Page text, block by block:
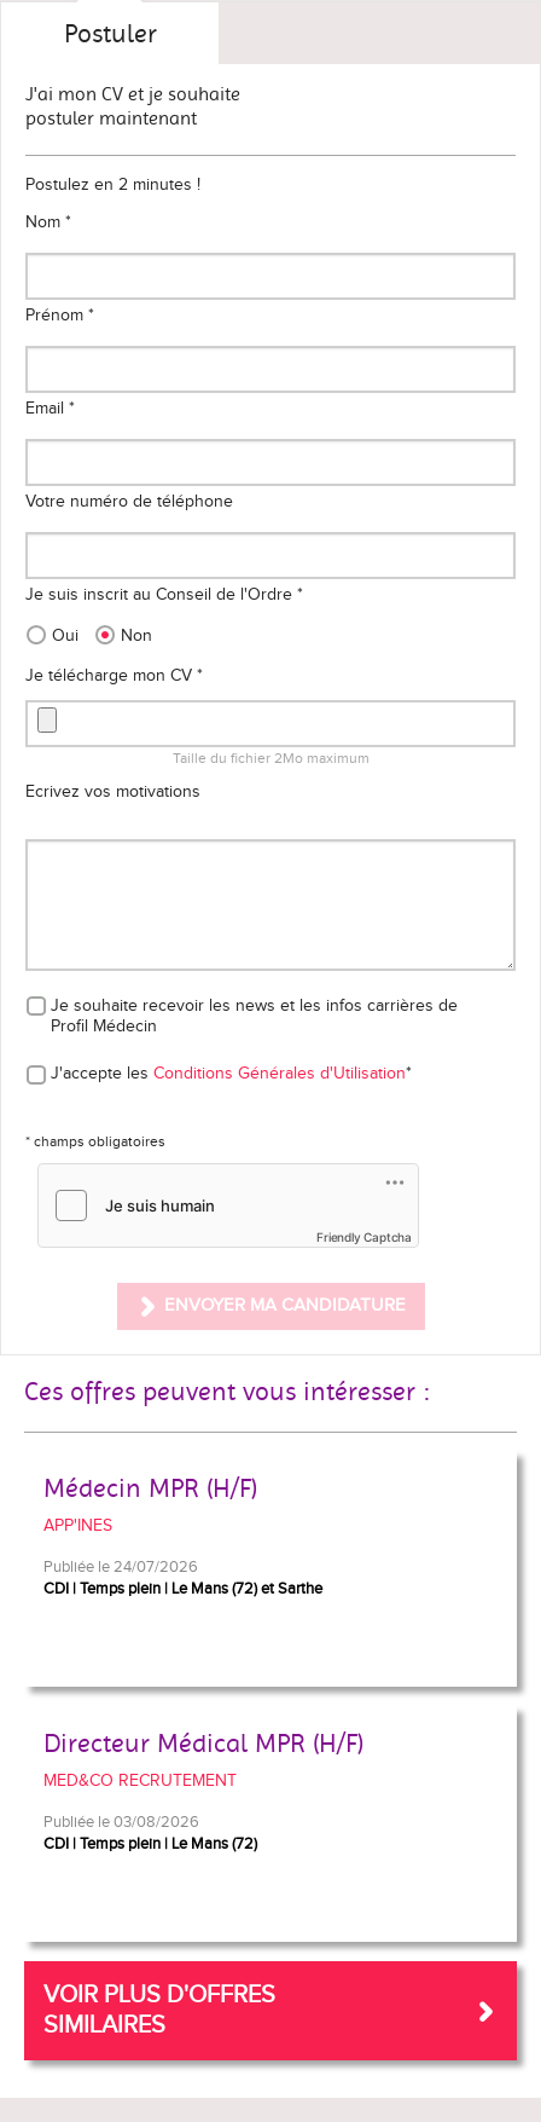
Postuler
J'ai mon CV et je souhaite
postuler maintenant
Postulez en 2 minutes !
Nom *
Prénom *
Email *
Votre numéro de téléphone
Je suis inscrit au Conseil de l'Ordre *
Oui
Non
Je télécharge mon CV *
Taille du fichier 2Mo maximum
Ecrivez vos motivations
Je souhaite recevoir les news et les infos carrières de
Profil Médecin
J'accepte les Conditions Générales d'Utilisation*
* champs obligatoires
Friendly Captcha
ENVOYER MA CANDIDATURE
Ces offres peuvent vous intéresser :
Médecin MPR (H/F)
APP'INES
Publiée le 24/07/2026
CDI Temps plein Le Mans (72) et Sarthe
Directeur Médical MPR (H/F)
MED&CO RECRUTEMENT
Publiée le 03/08/2026
CDI Temps plein Le Mans (72)
VOIR PLUS D'OFFRES
SIMILAIRES